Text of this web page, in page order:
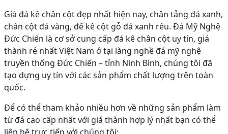
Giá đá kê chân cột đẹp nhất hiện nay, chân tảng đá xanh,
chân cột đá vàng, đế kê cột gỗ đá xanh rêu. Đá Mỹ Nghệ
Đức Chiến là cơ sở cung cấp đá kê chân cột uy tín, giá
thành rẻ nhất Việt Nam ở tại làng nghề đá mỹ nghệ
truyền thống Đức Chiến – tỉnh Ninh Bình, chúng tôi đã
tạo dựng uy tín với các sản phẩm chất lượng trên toàn
quốc.
Để có thể tham khảo nhiều hơn về những sản phẩm làm
từ đá cao cấp nhất với giá thành hợp lý nhất bạn có thể
liên hệ trực tiếp với chúng tôi: